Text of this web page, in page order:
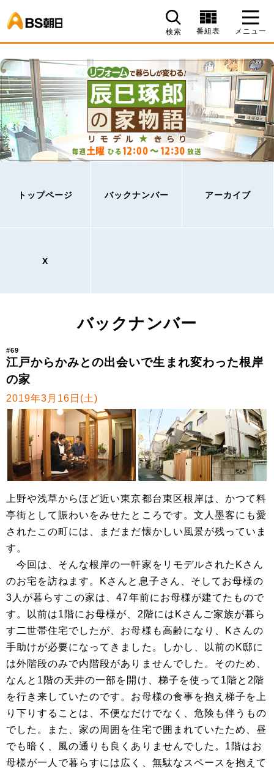
検索 番組表 メニュー
トップページ バックナンバー アーカイブ
X
バックナンバー
#69
江戸からかみとの出会いで生まれ変わった根岸
の家
2019年3月16日(土)
上野や浅草からほど近い東京都台東区根岸は、かつて料
亭街として賑わいをみせたところです。文人墨客にも愛
されたこの町には、まだまだ懐かしい風景が残っていま
す。
今回は、そんな根岸の一軒家をリモデルされたKさん
のお宅を訪ねます。Kさんと息子さん、そしてお母様の
3人が暮らすこの家は、47年前にお母様が建てたもので
す。以前は1階にお母様が、2階にはKさんご家族が暮ら
す二世帯住宅でしたが、お母様も高齢になり、Kさんの
手助けが必要になってきました。しかし、以前のK邸に
は外階段のみで内階段がありませんでした。そのため、
なんと1階の天井の一部を開け、梯子を使って1階と2階
を行き来していたのです。お母様の食事を抱え梯子を上
り下りすることは、不便なだけでなく、危険も伴うもの
でした。また、家の周囲を住宅で囲まれていたため、昼
でも暗く、風の通りも良くありませんでした。1階はお
母様が一人で暮らすには広く、無駄なスペースを抱えて